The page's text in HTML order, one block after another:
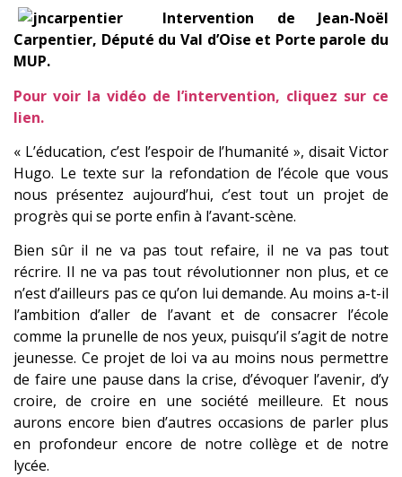
Intervention de Jean-Noël
Carpentier, Député du Val d’Oise et Porte parole du
MUP.
Pour voir la vidéo de l’intervention, cliquez sur ce
lien.
« L’éducation, c’est l’espoir de l’humanité », disait Victor
Hugo. Le texte sur la refondation de l’école que vous
nous présentez aujourd’hui, c’est tout un projet de
progrès qui se porte enfin à l’avant-scène.
Bien sûr il ne va pas tout refaire, il ne va pas tout
récrire. Il ne va pas tout révolutionner non plus, et ce
n’est d’ailleurs pas ce qu’on lui demande. Au moins a-t-il
l’ambition d’aller de l’avant et de consacrer l’école
comme la prunelle de nos yeux, puisqu’il s’agit de notre
jeunesse. Ce projet de loi va au moins nous permettre
de faire une pause dans la crise, d’évoquer l’avenir, d’y
croire, de croire en une société meilleure. Et nous
aurons encore bien d’autres occasions de parler plus
en profondeur encore de notre collège et de notre
lycée.